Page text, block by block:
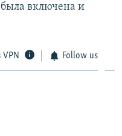
включена и
VPN Follow us